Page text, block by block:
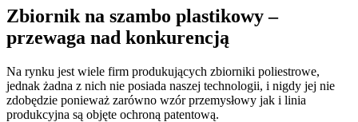
Zbiornik na szambo plastikowy–
przewaga nad konkurencją
Na rynku jest wiele firm produkujących zbiorniki poliestrowe,
jednak żadna z nich nie posiada naszej technologii, i nigdy jej nie
zdobędzie ponieważ zarówno wzór przemysłowy jak i linia
produkcyjna są objęte ochroną patentową.